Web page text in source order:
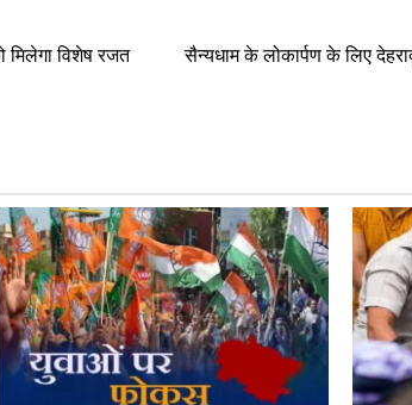
मिलेगा विशेष रजत
सैन्यधाम के लोकार्पण के लिए